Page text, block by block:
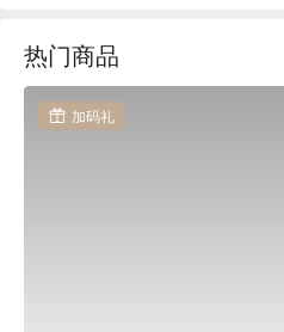
・遊戲不僅考驗反應速度，也是
・玩家可以享受到遊戲的刺激
自己體能極限的樂趣。
热门商品
加码礼